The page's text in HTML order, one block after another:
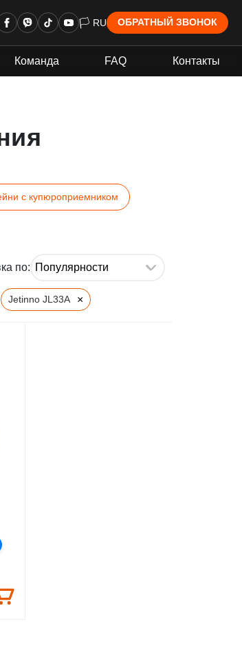
🏳 RU ОБРАТНЫЙ ЗВОНОК
Команда FAQ Контакты
с купюроприемником
по:
Jetinno JL33A ×